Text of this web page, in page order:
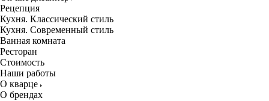
Рецепция
Кухня. Классический стиль
Кухня. Современный стиль
Ванная комната
Ресторан
Стоимость
Наши работы
О кварце
О брендах